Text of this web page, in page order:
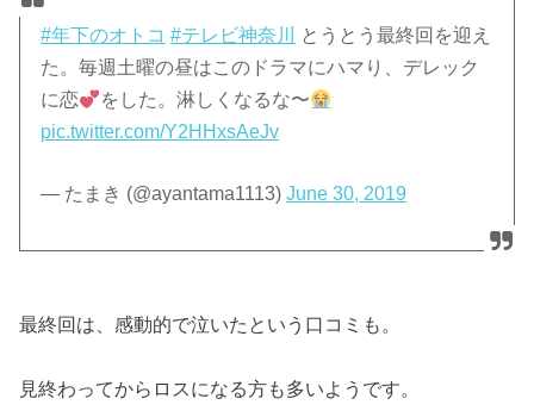
#年下のオトコ #テレビ神奈川
とうとう最終回を迎え
た。毎週土曜の昼はこのドラマにハマり、デレック
に恋
をした。淋しくなるな〜
pic.twitter.com/Y2HHxsAeJv
— たまき (@ayantama1113)June 30, 2019
最終回は、感動的で泣いたという口コミも。
見終わってからロスになる方も多いようです。